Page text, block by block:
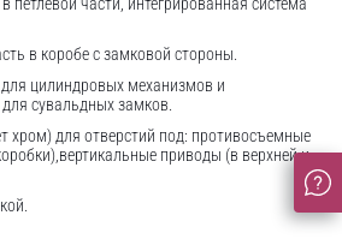
в коробе с замковой стороны.
цилиндровых механизмов и
сувальдных замков.
хром) для отверстий под: противосъемные
приводы (в верхней и